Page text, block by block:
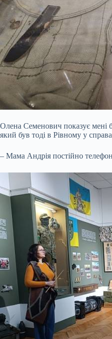
Олена Семенович показує мені
який був тоді в Рівному у
– Мама Андрія постійно